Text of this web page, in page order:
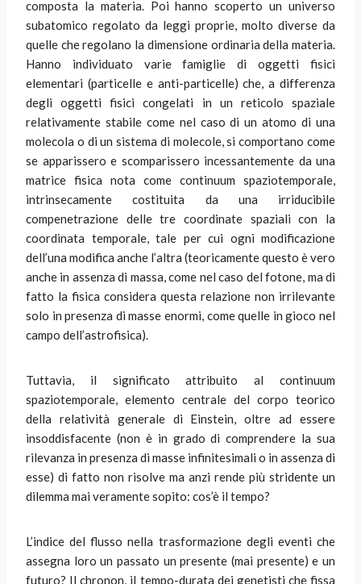
composta la materia. Poi hanno scoperto un universo
subatomico regolato da leggi proprie, molto diverse da
quelle che regolano la dimensione ordinaria della materia.
Hanno individuato varie famiglie di oggetti fisici
elementari (particelle e anti-particelle) che, a differenza
degli oggetti fisici congelati in un reticolo spaziale
relativamente stabile come nel caso di un atomo di una
molecola o di un sistema di molecole, si comportano come
se apparissero e scomparissero incessantemente da una
matrice fisica nota come continuum spaziotemporale,
intrinsecamente costituita da una irriducibile
compenetrazione delle tre coordinate spaziali con la
coordinata temporale, tale per cui ogni modificazione
dell’una modifica anche l’altra (teoricamente questo è vero
anche in assenza di massa, come nel caso del fotone, ma di
fatto la fisica considera questa relazione non irrilevante
solo in presenza di masse enormi, come quelle in gioco nel
campo dell’astrofisica).
Tuttavia, il significato attribuito al continuum
spaziotemporale, elemento centrale del corpo teorico
della relatività generale di Einstein, oltre ad essere
insoddisfacente (non è in grado di comprendere la sua
rilevanza in presenza di masse infinitesimali o in assenza di
esse) di fatto non risolve ma anzi rende più stridente un
dilemma mai veramente sopito: cos’è il tempo?
L’indice del flusso nella trasformazione degli eventi che
assegna loro un passato un presente (mai presente) e un
futuro? Il chronon, il tempo-durata dei genetisti che fissa